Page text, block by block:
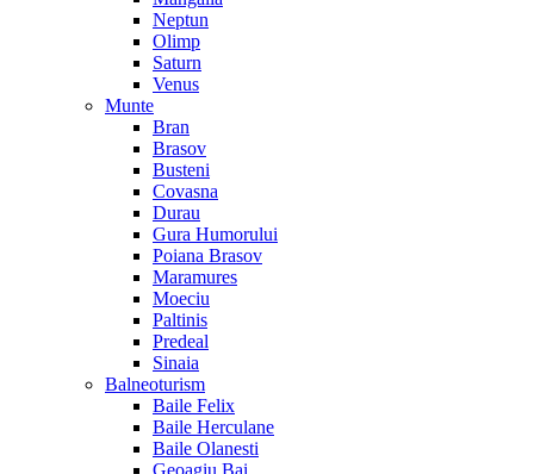
Neptun
Olimp
Saturn
Venus
Munte
Bran
Brasov
Busteni
Covasna
Durau
Gura Humorului
Poiana Brasov
Maramures
Moeciu
Paltinis
Predeal
Sinaia
Balneoturism
Baile Felix
Baile Herculane
Baile Olanesti
Geoagiu Bai